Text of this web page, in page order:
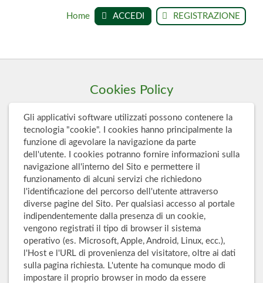
REGISTRAZIONE
ACCEDI
Home
Cookies Policy
Gli applicativi software utilizzati possono contenere la
tecnologia "cookie". I cookies hanno principalmente la
funzione di agevolare la navigazione da parte
dell'utente. I cookies potranno fornire informazioni sulla
navigazione all'interno del Sito e permettere il
funzionamento di alcuni servizi che richiedono
l'identificazione del percorso dell'utente attraverso
diverse pagine del Sito. Per qualsiasi accesso al portale
indipendentemente dalla presenza di un cookie,
vengono registrati il tipo di browser il sistema
operativo (es. Microsoft, Apple, Android, Linux, ecc.),
l'Host e l'URL di provenienza del visitatore, oltre ai dati
sulla pagina richiesta. L'utente ha comunque modo di
impostare il proprio browser in modo da essere